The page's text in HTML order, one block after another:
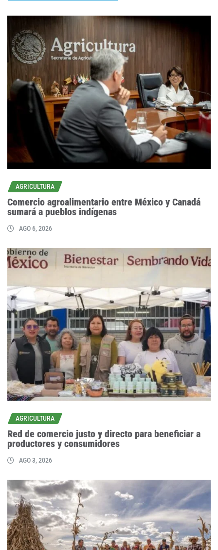
AGRICULTURA
Comercio agroalimentario entre México y Canadá
sumará a pueblos indígenas
AGO 6, 2026
AGRICULTURA
Red de comercio justo y directo para beneficiar a
productores y consumidores
AGO 3, 2026